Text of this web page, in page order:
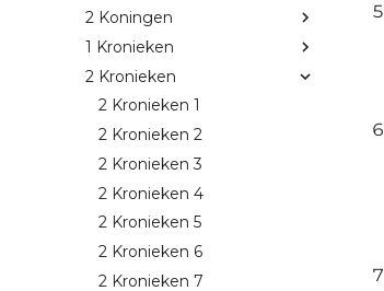
2 Koningen
1 Kronieken
2 Kronieken
2 Kronieken 1
2 Kronieken 2
2 Kronieken 3
2 Kronieken 4
2 Kronieken 5
2 Kronieken 6
2 Kronieken 7